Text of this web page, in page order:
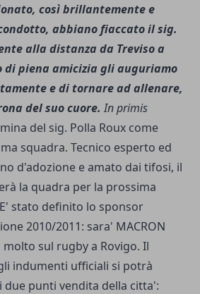
così brillantemente e
abbiano fiaccato il sig.
alla distanza da Treviso a
di piena amicizia gli auguriamo
e di tornare ad allenare,
del suo cuore.In primis
del sig. Polla Roux come
squadra. Tecnico esperto ed
d'adozione e amato dai tifosi, il
la quadra per la prossima
stato definito lo sponsor
2010/2011: sara' MACRON
sul rugby a Rovigo. Il
indumenti ufficiali si potrà
due punti vendita della citta':